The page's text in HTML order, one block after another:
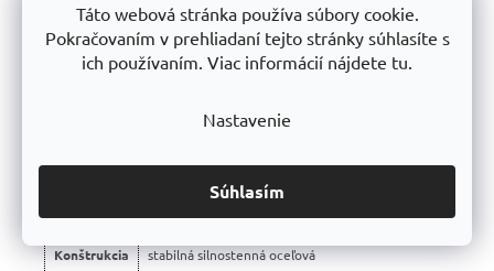
Táto webová stránka používa súbory cookie.
Pokračovaním v prehliadaní tejto stránky súhlasíte s
ich používaním. Viac informácií nájdete tu.
Nastavenie
Súhlasím
výroba s dlhou životnosťou.
✅10 rokov záruka– dôkaz kvality a dlhodobej odolnosti.
regály Trestles RH 🏆
Montáž bezskrutková – jednoduchá
Konštrukcia stabilná silnostenná oceľová